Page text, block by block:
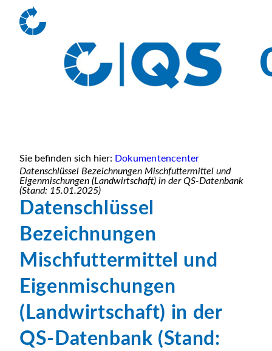
Sie befinden sich hier: Dokumentencenter
Datenschlüssel Bezeichnungen Mischfuttermittel und
Eigenmischungen (Landwirtschaft) in der QS-Datenbank
(Stand: 15.01.2025)
Datenschlüssel
Bezeichnungen
Mischfuttermittel und
Eigenmischungen
(Landwirtschaft) in der
QS-Datenbank (Stand: